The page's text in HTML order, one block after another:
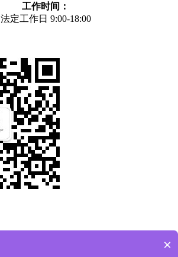
工作时间：
法定工作日 9:00-18:00
×